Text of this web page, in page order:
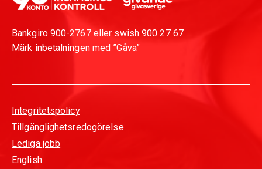
Bankgiro 900-2767 eller swish 900 27 67
Märk inbetalningen med ”Gåva”
Integritetspolicy
Tillgänglighetsredogörelse
Lediga jobb
English